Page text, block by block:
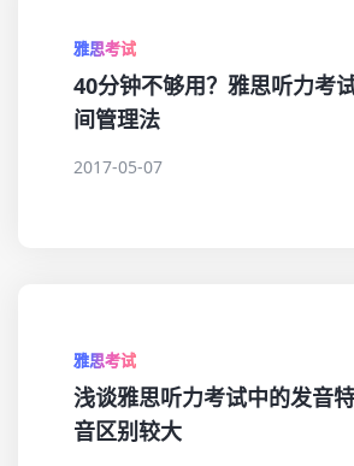
雅思考试
40分钟不够用？雅思听力考
间管理法
2017-05-07
雅思考试
浅谈雅思听力考试中的发音
音区别较大